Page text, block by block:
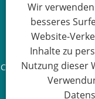
Copyright © 2023
–
Wir
besseres
Website-
Inhalte zu
Nutzung dieser